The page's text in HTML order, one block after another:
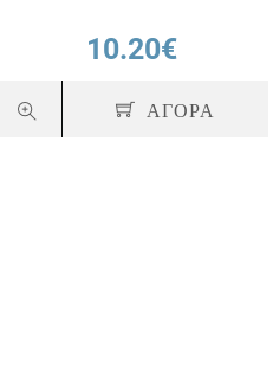
10.20€
ΑΓΟΡΑ